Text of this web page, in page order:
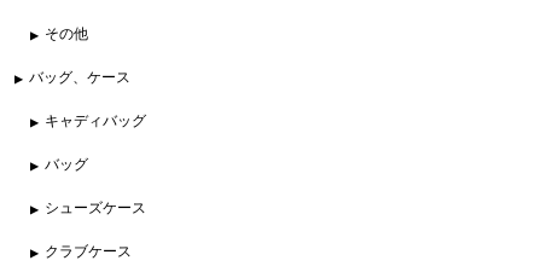
その他
バッグ、ケース
キャディバッグ
バッグ
シューズケース
クラブケース